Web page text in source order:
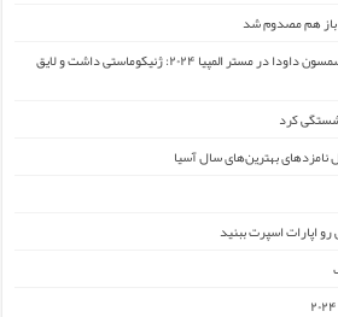
انتقاد تند یوتیوبر کانادایی از قهرمانی سمسون داودا در مستر المپیا ۲۰۲۴: ژنیکوماستی داشت و لایق
کرد
نامزدهای بهترین‌های سال آسیا